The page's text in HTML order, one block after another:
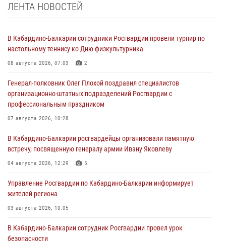
ЛЕНТА НОВОСТЕЙ
В Кабардино-Балкарии сотрудники Росгвардии провели турнир по
настольному теннису ко Дню физкультурника
08 августа 2026, 07:03 2
Генерал-полковник Олег Плохой поздравил специалистов
организационно-штатных подразделений Росгвардии с
профессиональным праздником
07 августа 2026, 10:28
В Кабардино-Балкарии росгвардейцы организовали памятную
встречу, посвященную генералу армии Ивану Яковлеву
04 августа 2026, 12:29 5
Управление Росгвардии по Кабардино-Балкарии информирует
жителей региона
03 августа 2026, 10:05
В Кабардино‑Балкарии сотрудник Росгвардии провел урок
безопасности